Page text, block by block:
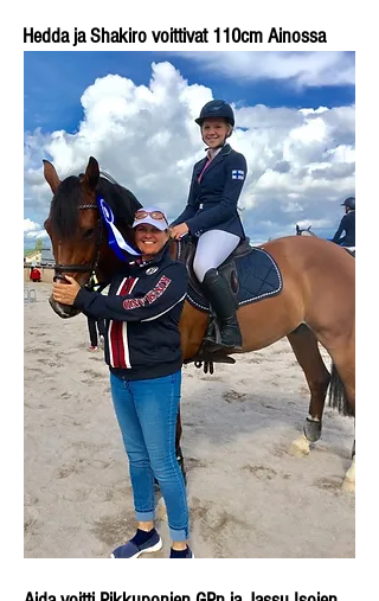
Hedda ja Shakiro voittivat 110cm Ainossa